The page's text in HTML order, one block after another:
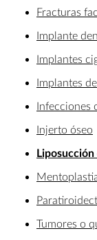
Fracturas
Implante
Implantes
Implantes
Infecciones
Injerto óseo
Tumores o